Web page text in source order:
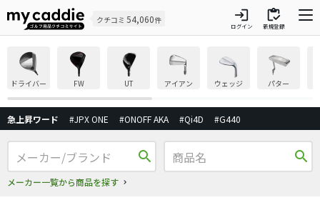
クチコミ 54,060件 login
ログイン
inventory
新規登録
ドライバー FW UT アイアン ウェッジ パター
急上昇ワード #JPX ONE #ONOFF AKA #Qi4D #G440
search
メーカー一覧から商品を探す
search